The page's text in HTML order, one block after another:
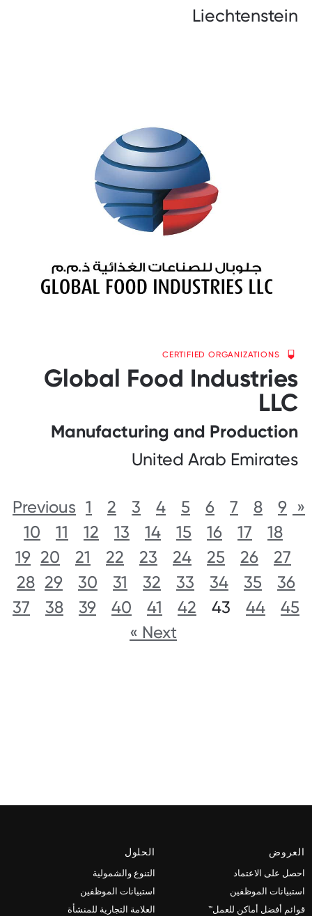
Liechtenstein
CERTIFIED ORGANIZATIONS
Global Food Industries
LLC
Manufacturing and Production
United Arab Emirates
« Previous
1 2 3 4 5 6 7 8
9
10
11 12 13 14 15 16 17
18
19 20 21 22 23 24 25 26
27
28 29 30 31 32 33 34 35
36
37
38 39 40 41 42 43 44
45
Next »
العروض
احصل على الاعتماد
استبيانات الموظفين
قوائم أفضل أماكن للعمل™
الحلول
التنوع والشمولية
استبيانات الموظفين
العلامة التجارية للمنشأة